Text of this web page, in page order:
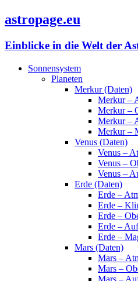
astropage.eu
Einblicke in die Welt der
Sonnensystem
Planeten
Merkur (Daten)
Merkur –
Merkur –
Merkur –
Merkur –
Venus (Daten)
Venus –
Venus –
Venus –
Erde (Daten)
Erde –
Erde –
Erde –
Erde –
Erde –
Mars (Daten)
Mars –
Mars –
Mars –